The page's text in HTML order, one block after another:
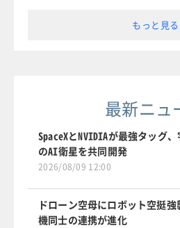
もっと見る
最新ニュ
SpaceXとNVIDIAが最強タッグ
のAI衛星を共同開発
2026/08/09 12:00
ドローン空母にロボット空挺
機同士の連携が進化